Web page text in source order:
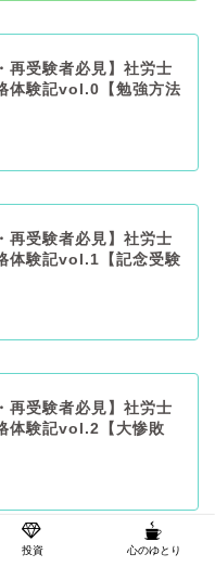
再受験者必見】社労士
体験記vol.0【勉強方法
再受験者必見】社労士
体験記vol.1【記念受験
再受験者必見】社労士
体験記vol.2【大惨敗
投資 心のゆとり